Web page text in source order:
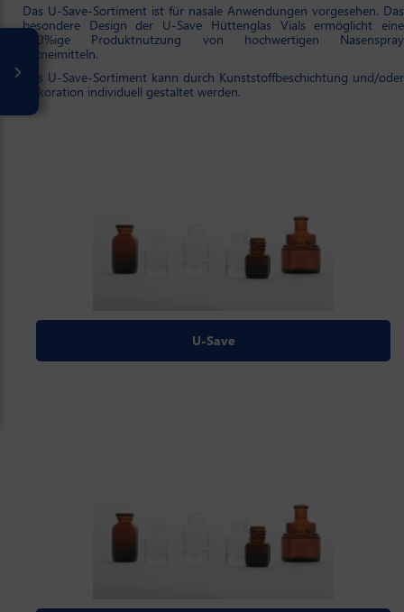
Das U-Save-Sortiment ist für nasale Anwendungen vorgesehen. Das
besondere Design der U-Save Hüttenglas Vials ermöglicht eine
100%ige Produktnutzung von hochwertigen Nasenspray
Arzneimitteln.
Das U-Save-Sortiment kann durch Kunststoffbeschichtung und/oder
Dekoration individuell gestaltet werden.
U-Save